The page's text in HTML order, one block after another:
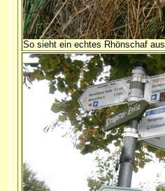
So sieht ein echtes Rhönschaf aus